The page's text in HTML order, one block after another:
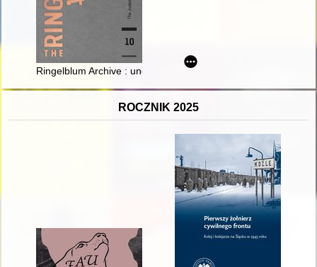
Ringelblum Archive : underground Archive of the Warsaw
ROCZNIK 2025